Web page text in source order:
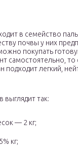
в семейство
почвы у них
покупать
самостоятельно, то
подходит легкий,
выглядит так:
— 2 кг;
кг;